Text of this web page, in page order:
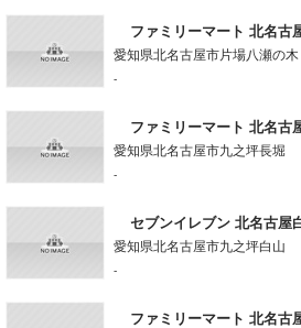
ファミリーマート 北名古
愛知県北名古屋市片場八瀬の木
-
ファミリーマート 北名古
愛知県北名古屋市九之坪長堀
-
セブンイレブン 北名古屋
愛知県北名古屋市九之坪白山
-
ファミリーマート 北名古